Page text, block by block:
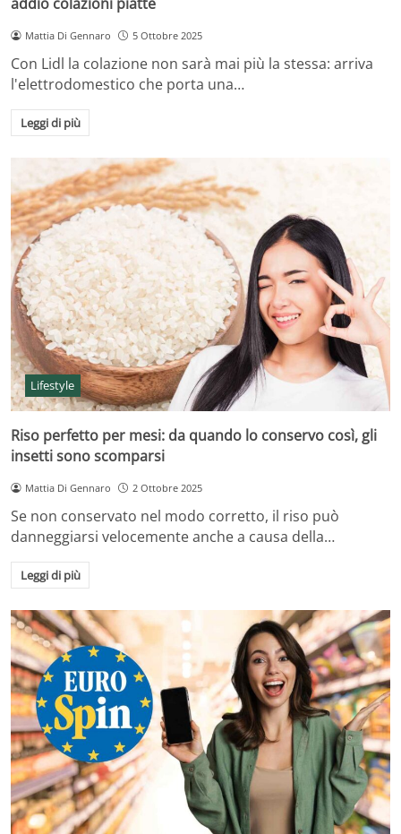
Mattia Di Gennaro 5 Ottobre 2025
Con Lidl la colazione non sarà mai più la stessa: arriva
l'elettrodomestico che porta una…
Leggi di più
Lifestyle
Riso perfetto per mesi: da quando lo conservo così, gli
insetti sono scomparsi
Mattia Di Gennaro 2 Ottobre 2025
Se non conservato nel modo corretto, il riso può
danneggiarsi velocemente anche a causa della…
Leggi di più